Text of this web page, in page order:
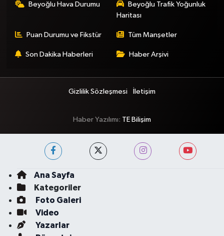
Beyoğlu Hava Durumu
Beyoğlu Trafik Yoğunluk
Haritası
Puan Durumu ve Fikstür Tüm Manşetler
Son Dakika Haberleri Haber Arşivi
Gizlilik Sözleşmesi İletişim
Haber Yazılımı: TE Bilişim
Ana Sayfa
Kategoriler
Foto Galeri
Video
Yazarlar